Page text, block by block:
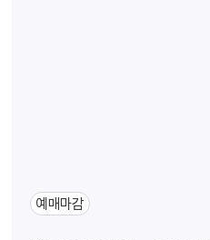
예매마감